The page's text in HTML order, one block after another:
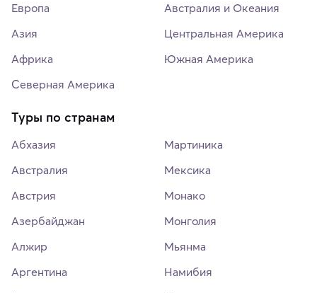
Европа
Азия
Африка
Северная Америка
Австралия и Океания
Центральная Америка
Южная Америка
Туры по странам
Абхазия
Австралия
Австрия
Азербайджан
Алжир
Аргентина
Мартиника
Мексика
Монако
Монголия
Мьянма
Намибия